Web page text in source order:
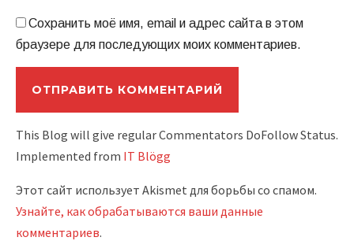
Сохранить моё имя, email и адрес сайта в этом
браузере для последующих моих комментариев.
This Blog will give regular Commentators DoFollow Status.
Implemented from IT Blögg
Этот сайт использует Akismet для борьбы со спамом.
Узнайте, как обрабатываются ваши данные
комментариев.